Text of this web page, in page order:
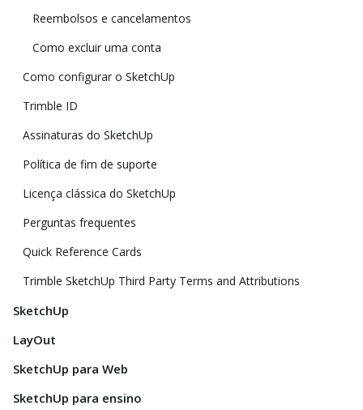
Reembolsos e cancelamentos
Como excluir uma conta
Como configurar o SketchUp
Trimble ID
Assinaturas do SketchUp
Política de fim de suporte
Licença clássica do SketchUp
Perguntas frequentes
Quick Reference Cards
Trimble SketchUp Third Party Terms and Attributions
SketchUp
LayOut
SketchUp para Web
SketchUp para ensino